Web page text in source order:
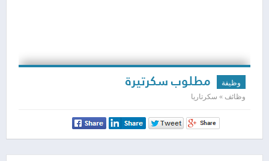
وظيفة مطلوب سكرتيرة
وظائف » سكرتاريا